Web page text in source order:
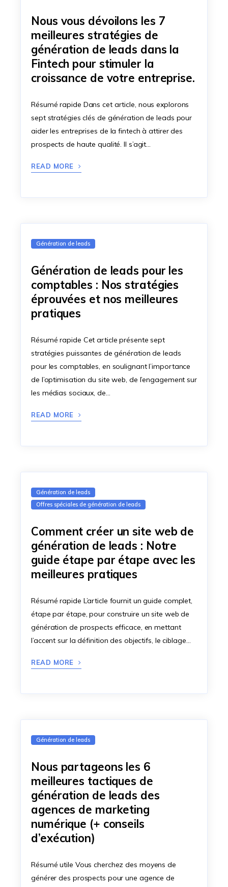
Nous vous dévoilons les 7
meilleures stratégies de
génération de leads dans la
Fintech pour stimuler la
croissance de votre entreprise.
Résumé rapide Dans cet article, nous explorons
sept stratégies clés de génération de leads pour
aider les entreprises de la fintech à attirer des
prospects de haute qualité. Il s’agit…
READ MORE
Génération de leads
Génération de leads pour les
comptables : Nos stratégies
éprouvées et nos meilleures
pratiques
Résumé rapide Cet article présente sept
stratégies puissantes de génération de leads
pour les comptables, en soulignant l’importance
de l’optimisation du site web, de l’engagement sur
les médias sociaux, de…
READ MORE
Génération de leads
Offres spéciales de génération de leads
Comment créer un site web de
génération de leads : Notre
guide étape par étape avec les
meilleures pratiques
Résumé rapide L’article fournit un guide complet,
étape par étape, pour construire un site web de
génération de prospects efficace, en mettant
l’accent sur la définition des objectifs, le ciblage…
READ MORE
Génération de leads
Nous partageons les 6
meilleures tactiques de
génération de leads des
agences de marketing
numérique (+ conseils
d’exécution)
Résumé utile Vous cherchez des moyens de
générer des prospects pour une agence de